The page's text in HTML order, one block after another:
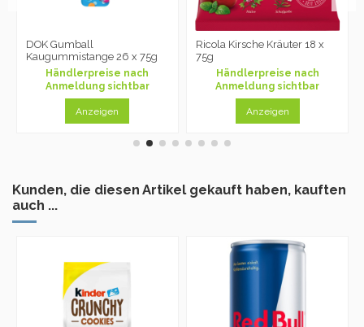
DOK Gumball
Kaugummistange 26 x 75g
Händlerpreise nach
Anmeldung sichtbar
Anzeigen
Ricola Kirsche Kräuter 18 x
75g
Händlerpreise nach
Anmeldung sichtbar
Anzeigen
Kunden, die diesen Artikel gekauft haben, kauften
auch ...